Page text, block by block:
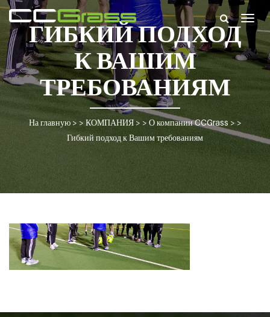
ГИБКИЙ ПОДХОД
К ВАШИМ
ТРЕБОВАНИЯМ
На главную> > КОМПАНИЯ> > О компании CCGrass > >
Гибкий подход к Вашим требованиям